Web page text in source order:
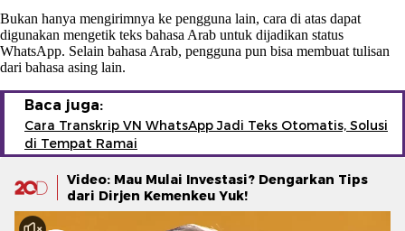
Bukan hanya mengirimnya ke pengguna lain, cara di atas dapat
digunakan mengetik teks bahasa Arab untuk dijadikan status
WhatsApp. Selain bahasa Arab, pengguna pun bisa membuat tulisan
dari bahasa asing lain.
Baca juga:
Cara Transkrip VN WhatsApp Jadi Teks Otomatis, Solusi
di Tempat Ramai
Video: Mau Mulai Investasi? Dengarkan Tips
dari Dirjen Kemenkeu Yuk!